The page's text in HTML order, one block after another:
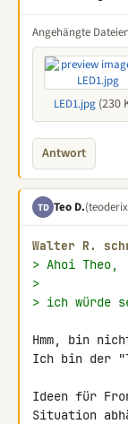
Angehängte
LED1.jpg (230
Antwort
TD Teo D.
Walter R.
> Ahoi Theo,
>
> ich würde
Hmm, bin
Ich bin der
Ideen für
Situation